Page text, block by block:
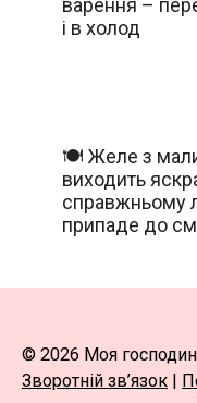
і в холод
🍽️ Желе з
виходить
справжньому
припаде до
© 2026 Моя
Зворотній зв’язок |